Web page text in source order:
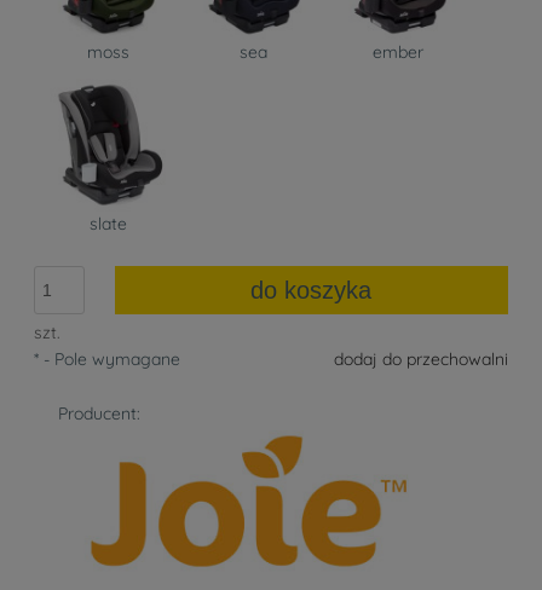
moss sea ember
slate
szt.
do koszyka
dodaj do przechowalni
* - Pole wymagane
Producent: